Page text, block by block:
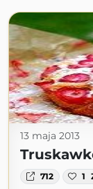
13 maja 2013
712 1